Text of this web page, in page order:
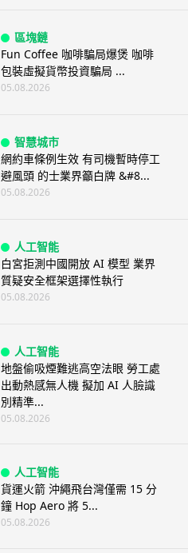
區塊鏈
Fun Coffee 咖啡騙局爆煲 咖啡
包裝虛擬貨幣投資騙局 ...
05.08.2026
智慧城市
網約車條例生效 有司機暫時停工
避風頭 的士業界籲白牌 &#8...
05.08.2026
人工智能
白宮拒測中國開放 AI 模型 業界
質疑安全框架選擇性執行
05.08.2026
人工智能
地盤偷吸煙難逃高空法眼 勞工處
出動熱感無人機 擬加 AI 人臉識
別精準...
05.08.2026
人工智能
貨運火箭 沖繩飛台灣僅需 15 分
鐘 Hop Aero 將 5...
05.08.2026